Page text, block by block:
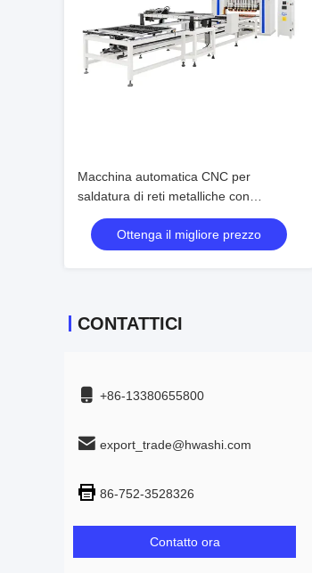
Macchina automatica CNC per
saldatura di reti metalliche con
impostazione rapida e sistema di
alimentazione filo integrato larghezza
1500mm
Ottenga il migliore prezzo
CONTATTICI
+86-13380655800
export_trade@hwashi.com
86-752-3528326
Contatto ora